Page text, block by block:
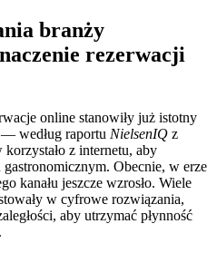
branży
rezerwacji
online stanowiły już istotny
— według raportu NielsenIQ z
z internetu, aby
Obecnie, w erze
kanału jeszcze wzrosło. Wiele
w cyfrowe rozwiązania,
aby utrzymać płynność